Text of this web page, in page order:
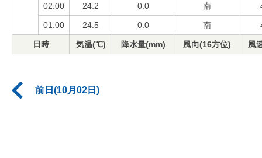
02:00 24.2 0.0 南
01:00 24.5 0.0 南
日時 気温(℃) 降水量(mm) 風向(16方位) 風
前日(10月02日)